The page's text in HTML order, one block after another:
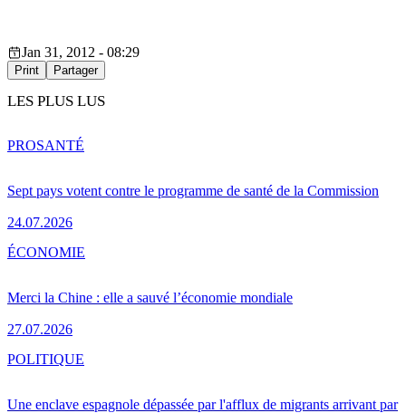
Jan 31, 2012 - 08:29
Print Partager
LES PLUS LUS
Sept pays votent contre le programme de santé de la Commission
24.07.2026
PROSANTÉ
Merci la Chine : elle a sauvé l’économie mondiale
27.07.2026
ÉCONOMIE
Une enclave espagnole dépassée par l'afflux de migrants arrivant par
POLITIQUE